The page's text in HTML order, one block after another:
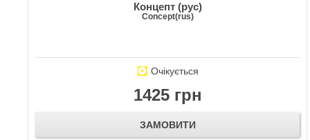
Концепт (рус)
Concept(rus)
Очікується
1425 грн
ЗАМОВИТИ